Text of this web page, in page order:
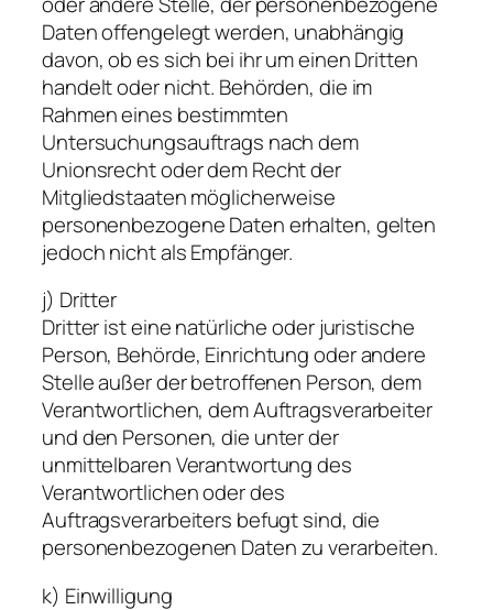
Daten offengelegt werden, unabhängig
davon, ob es sich bei ihr um einen Dritten
handelt oder nicht. Behörden, die im
Rahmen eines bestimmten
Untersuchungsauftrags nach dem
Unionsrecht oder dem Recht der
Mitgliedstaaten möglicherweise
personenbezogene Daten erhalten, gelten
jedoch nicht als Empfänger.
j) Dritter
Dritter ist eine natürliche oder juristische
Person, Behörde, Einrichtung oder andere
Stelle außer der betroffenen Person, dem
Verantwortlichen, dem Auftragsverarbeiter
und den Personen, die unter der
unmittelbaren Verantwortung des
Verantwortlichen oder des
Auftragsverarbeiters befugt sind, die
personenbezogenen Daten zu verarbeiten.
k) Einwilligung